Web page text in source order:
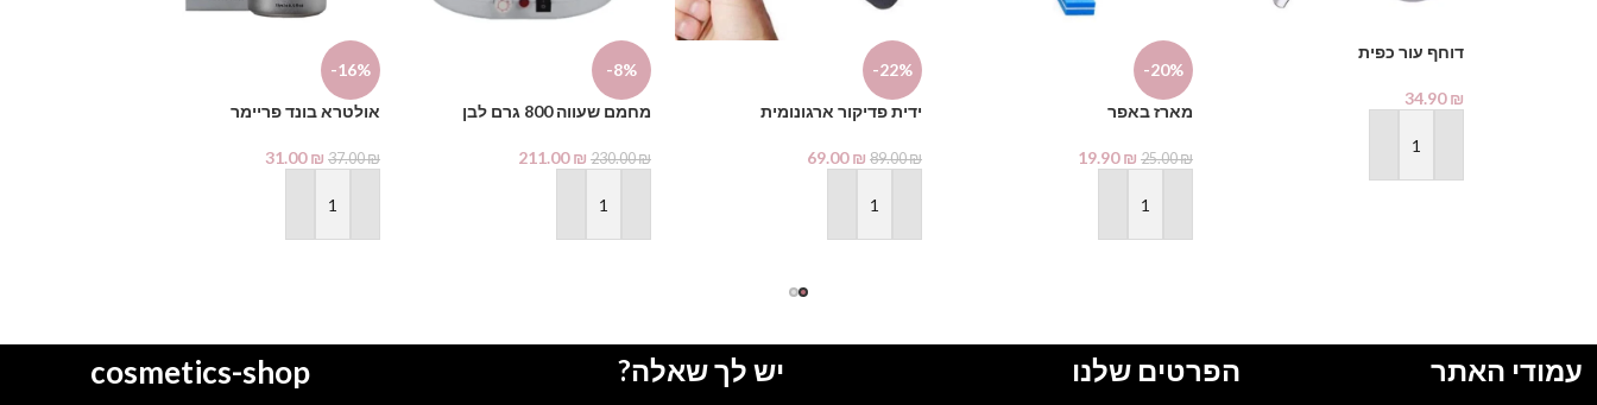
דוחף עור כפית
34.90₪
הוספה לסל
-20%
מארז באפר
25.00₪
19.90₪
הוספה לסל
-22%
ידית פדיקור ארגונומית
89.00₪
69.00₪
הוספה לסל
-8%
מחמם שעווה 800 גרם לבן
230.00₪
211.00₪
הוספה לסל
-16%
אולטרא בונד פריימר
37.00₪
31.00₪
הוספה לסל
עמודי האתר הפרטים שלנו יש לך שאלה?
cosmetics-shop